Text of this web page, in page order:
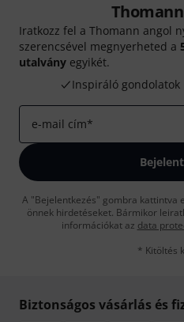
Iratkozz fel a Thomann angol
szerencsével megnyerheted a
utalvány egyikét.
Inspiráló gondolatok
e-mail cím*
A "Bejelentkezés" gombra kattintva
önnek hirdetéseket. Bármikor
információkat az data
* Kitöltés
Biztonságos vásárlás és